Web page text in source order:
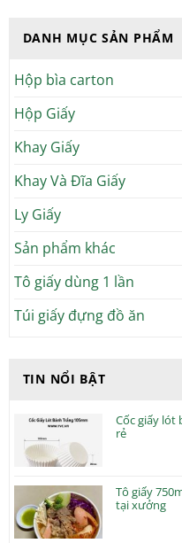
DANH MỤC SẢN PHẨM
Hộp bìa carton
Hộp Giấy
Khay Giấy
Khay Và Đĩa Giấy
Ly Giấy
Sản phẩm khác
Tô giấy dùng 1 lần
Túi giấy đựng đồ ăn
TIN NỔI BẬT
Cốc giấy lót
rẻ
Tô giấy
tại xưởng